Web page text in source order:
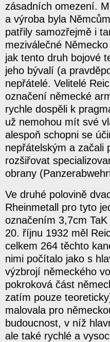
zásadních omezení.
a výroba byla
patřily samozřejmě i
meziválečné
jak tento druh bojové
jeho bývalí (a
nepřátelé. Velitelé
označení německé
rychle dospěli k
už nemohou mít své
alespoň schopni se
nepřátelským a začali
rozšiřovat
obrany
Ve druhé polovině
Rheinmetall pro tyto
označením 3,7cm
20. říjnu 1932 měl
celkem 264 těchto
nimi počítalo jako s
výzbrojí německého
pokroková část
zatím pouze
malovala pro
budoucnost, v níž
ale také rychlé a